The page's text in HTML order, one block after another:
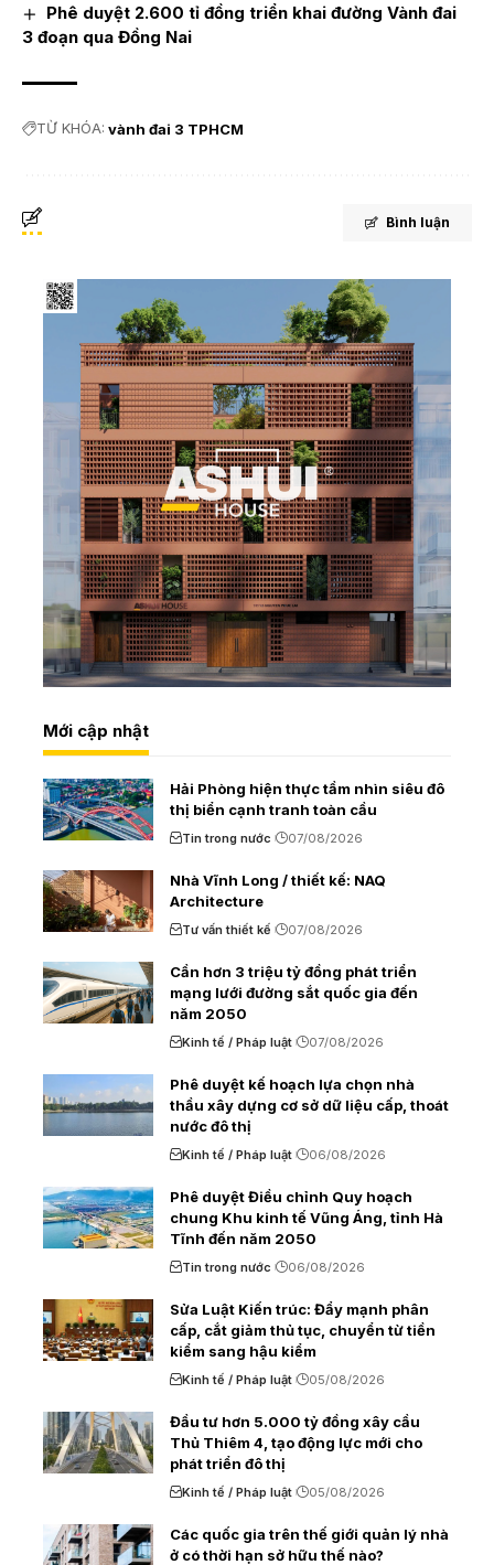
Phê duyệt 2.600 tỉ đồng triển khai đường Vành đai
3 đoạn qua Đồng Nai
TỪ KHÓA: vành đai 3 TPHCM
Bình luận
Mới cập nhật
Hải Phòng hiện thực tầm nhìn siêu đô
thị biển cạnh tranh toàn cầu
Tin trong nước 07/08/2026
Nhà Vĩnh Long / thiết kế: NAQ
Architecture
Tư vấn thiết kế 07/08/2026
Cần hơn 3 triệu tỷ đồng phát triển
mạng lưới đường sắt quốc gia đến
năm 2050
Kinh tế / Pháp luật 07/08/2026
Phê duyệt kế hoạch lựa chọn nhà
thầu xây dựng cơ sở dữ liệu cấp, thoát
nước đô thị
Kinh tế / Pháp luật 06/08/2026
Phê duyệt Điều chỉnh Quy hoạch
chung Khu kinh tế Vũng Áng, tỉnh Hà
Tĩnh đến năm 2050
Tin trong nước 06/08/2026
Sửa Luật Kiến trúc: Đẩy mạnh phân
cấp, cắt giảm thủ tục, chuyển từ tiền
kiểm sang hậu kiểm
Kinh tế / Pháp luật 05/08/2026
Đầu tư hơn 5.000 tỷ đồng xây cầu
Thủ Thiêm 4, tạo động lực mới cho
phát triển đô thị
Kinh tế / Pháp luật 05/08/2026
Các quốc gia trên thế giới quản lý nhà
ở có thời hạn sở hữu thế nào?